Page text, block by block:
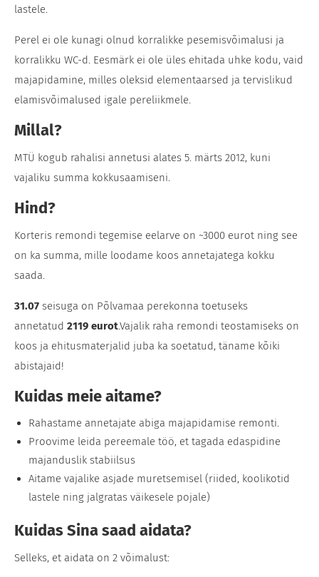
lastele.
Perel ei ole kunagi olnud korralikke pesemisvõimalusi ja
korralikku WC-d. Eesmärk ei ole üles ehitada uhke kodu, vaid
majapidamine, milles oleksid elementaarsed ja tervislikud
elamisvõimalused igale pereliikmele.
Millal?
MTÜ kogub rahalisi annetusi alates 5. märts 2012, kuni
vajaliku summa kokkusaamiseni.
Hind?
Korteris remondi tegemise eelarve on ~3000 eurot ning see
on ka summa, mille loodame koos annetajatega kokku
saada.
31.07 seisuga on Põlvamaa perekonna toetuseks
annetatud 2119 eurot.Vajalik raha remondi teostamiseks on
koos ja ehitusmaterjalid juba ka soetatud, täname kõiki
abistajaid!
Kuidas meie aitame?
Rahastame annetajate abiga majapidamise remonti.
Proovime leida pereemale töö, et tagada edaspidine
majanduslik stabiilsus
Aitame vajalike asjade muretsemisel (riided, koolikotid
lastele ning jalgratas väikesele pojale)
Kuidas Sina saad aidata?
Selleks, et aidata on 2 võimalust: